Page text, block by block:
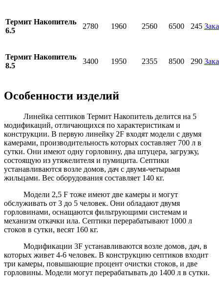
Термит Накопитель
6.5
2780 1960 2560 6500 245
Термит Накопитель
8.5
3400 1950 2355 8500 290
Особенности изделий
Линейка септиков Термит Накопитель делится на 5
модификаций, отличающихся по характеристикам и
конструкции. В первую линейку 2F входят модели с двумя
камерами, производительность которых составляет 700 л в
сутки. Они имеют одну горловину, два штуцера, загрузку,
состоящую из утяжелителя и пумицита. Септики
устанавливаются возле домов, дач с двумя-четырьмя
жильцами. Вес оборудования составляет 140 кг.
Модели 2,5 F тоже имеют две камеры и могут
обслуживать от 3 до 5 человек. Они обладают двумя
горловинами, оснащаются фильтрующими системам и
механизм откачки ила. Септики перерабатывают 1000 л
стоков в сутки, весят 160 кг.
Модификации 3F устанавливаются возле домов, дач, в
которых живет 4-6 человек. В конструкцию септиков входит
три камеры, повышающие процент очистки стоков, и две
горловины. Модели могут перерабатывать до 1400 л в сутки.